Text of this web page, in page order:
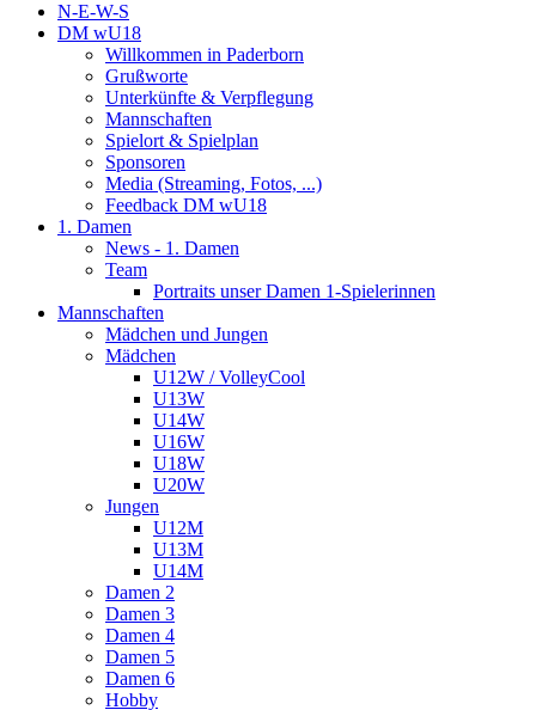
N-E-W-S
DM wU18
Willkommen in Paderborn
Grußworte
Unterkünfte & Verpflegung
Mannschaften
Spielort & Spielplan
Sponsoren
Media (Streaming, Fotos, ...)
Feedback DM wU18
1. Damen
News - 1. Damen
Team
Portraits unser Damen 1-Spielerinnen
Mannschaften
Mädchen und Jungen
Mädchen
U12W / VolleyCool
U13W
U14W
U16W
U18W
U20W
Jungen
U12M
U13M
U14M
Damen 2
Damen 3
Damen 4
Damen 5
Damen 6
Hobby